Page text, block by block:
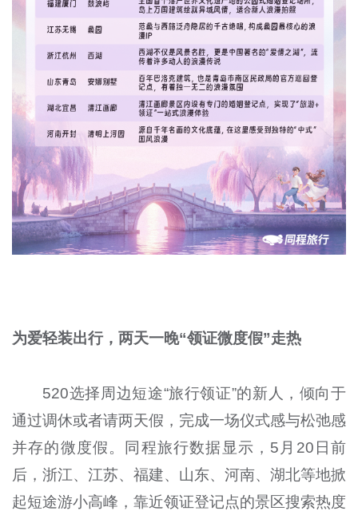
为爱轻装出行，两天一晚“领证微度假”走热
520选择周边短途“旅行领证”的新人，倾向于
通过调休或者请两天假，完成一场仪式感与松弛感
并存的微度假。同程旅行数据显示，5月20日前
后，浙江、江苏、福建、山东、河南、湖北等地掀
起短途游小高峰，靠近领证登记点的景区搜索热度